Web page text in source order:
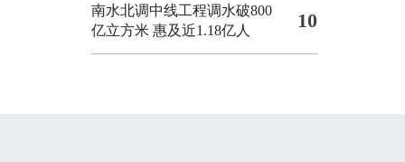
南水北调中线工程调水破800
亿立方米 惠及近1.18亿人
10